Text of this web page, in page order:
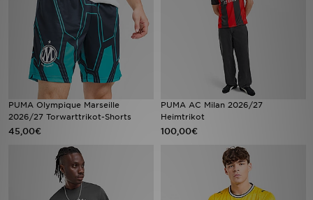
PUMA Olympique Marseille
2026/27 Torwarttrikot-Shorts
45,00€
PUMA AC Milan 2026/27
Heimtrikot
100,00€
Geschenkkarte
Filialfinder
Mein JD
Meine Nachrichten
Bestellverfolgung
Hilfe & Kontakt